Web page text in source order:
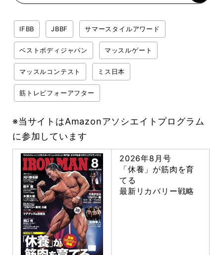
IFBB JBBF サマースタイルアワード
ベストボディジャパン マッスルゲート
マッスルコンテスト ミス日本
筋トレビフォーアフター
※当サイトはAmazonアソシエイトプログラム
に参加しています
2026年8月号
「休養」が筋肉を育
てる
最新リカバリー戦略